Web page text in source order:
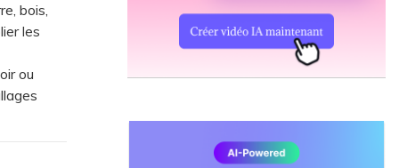
bois,
les
ou